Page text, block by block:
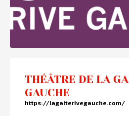
THÉÂTRE DE LA
GAUCHE
https://lagaiterivegauche.com/